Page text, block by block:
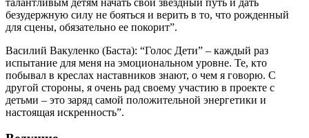
безудержную силу не бояться и верить в то, что рожденный
для сцены, обязательно ее покорит”.
Василий Вакуленко (Баста): “Голос Дети” – каждый раз
испытание для меня на эмоциональном уровне. Те, кто
побывал в креслах наставников знают, о чем я говорю. С
другой стороны, я очень рад своему участию в проекте с
детьми – это заряд самой положительной энергетики и
настоящая искренность”.